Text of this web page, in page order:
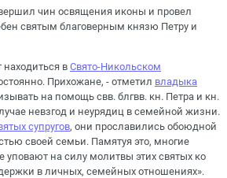
чин освящения иконы и провел
святым благоверным князю Петру и
находиться в Свято-Никольском
Прихожане, - отметил владыка
на помощь свв. блгвв. кн. Петра и кн.
невзгод и неурядиц в семейной жизни.
супругов, они прославились обоюдной
своей семьи. Памятуя это, многие
уповают на силу молитвы этих святых ко
в личных, семейных отношениях».